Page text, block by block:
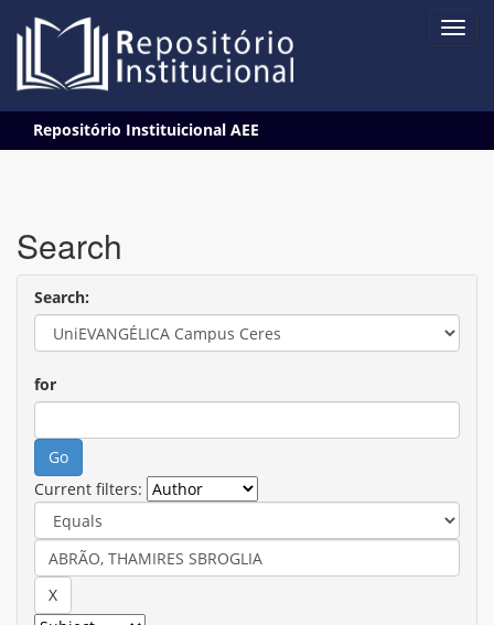
navigation
Repositório Instituicional AEE
Search
Search:
for
Current filters: